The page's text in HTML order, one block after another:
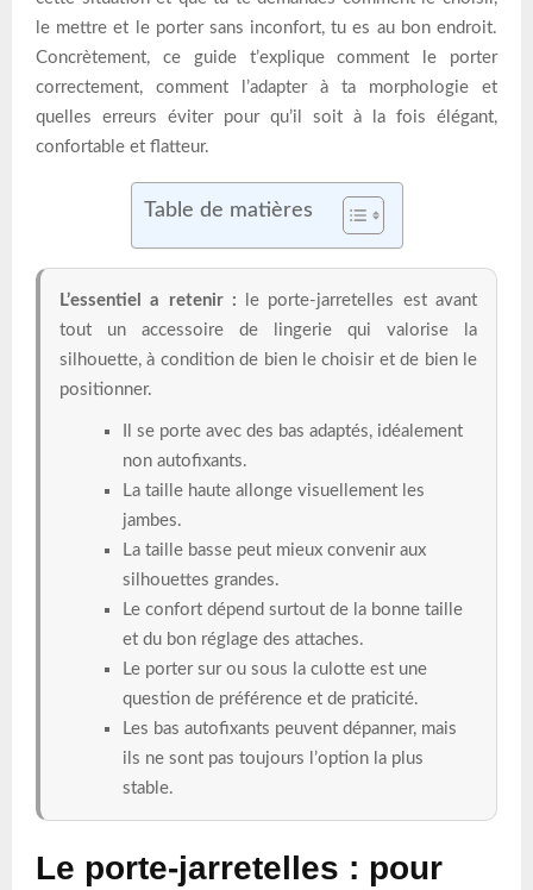
le mettre et le porter sans inconfort, tu es au bon endroit.
Concrètement, ce guide t’explique comment le porter
correctement, comment l’adapter à ta morphologie et
quelles erreurs éviter pour qu’il soit à la fois élégant,
confortable et flatteur.
Table de matières
L’essentiel a retenir : le porte-jarretelles est avant
tout un accessoire de lingerie qui valorise la
silhouette, à condition de bien le choisir et de bien le
positionner.
Il se porte avec des bas adaptés, idéalement
non autofixants.
La taille haute allonge visuellement les
jambes.
La taille basse peut mieux convenir aux
silhouettes grandes.
Le confort dépend surtout de la bonne taille
et du bon réglage des attaches.
Le porter sur ou sous la culotte est une
question de préférence et de praticité.
Les bas autofixants peuvent dépanner, mais
ils ne sont pas toujours l’option la plus
stable.
Le porte-jarretelles : pour